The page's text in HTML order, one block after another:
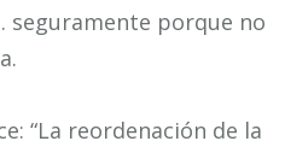
seguramente porque no
“La reordenación de la